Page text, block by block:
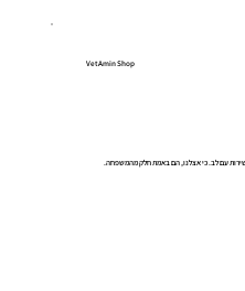
VetAmin Shop
עם לב. כי אצלנו, הם באמת חלק מהמשפחה.